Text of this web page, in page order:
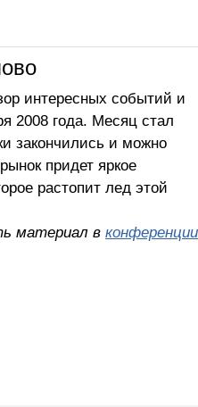
интересных событий и
2008 года. Месяц стал
закончились и можно
придет яркое
растопит лед этой
материал в конференции